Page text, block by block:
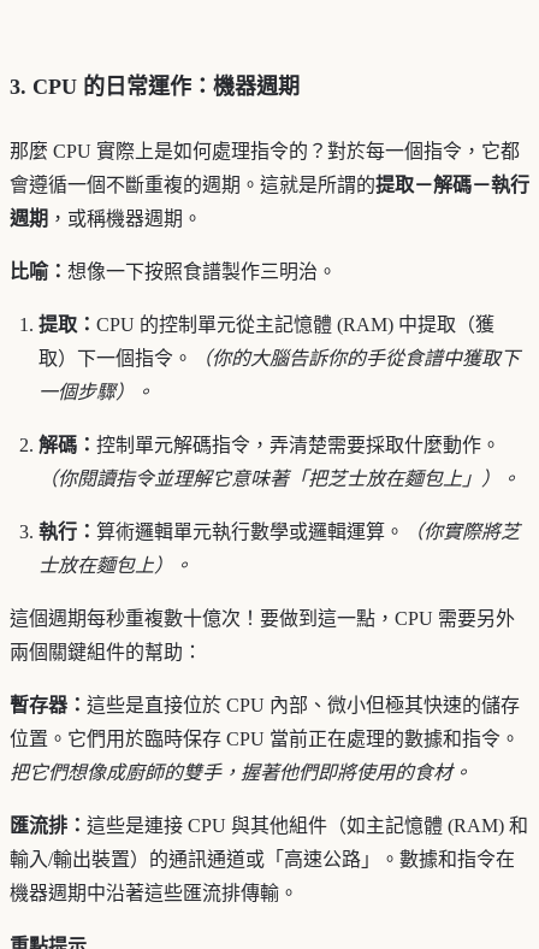
3. CPU 的日常運作：機器週期
那麼 CPU 實際上是如何處理指令的？對於每一個指令，它都
會遵循一個不斷重複的週期。這就是所謂的提取－解碼－執行
週期 ，或稱機器週期。
比喻： 想像一下按照食譜製作三明治。
提取： CPU 的控制單元從主記憶體 (RAM) 中提取（獲
取）下一個指令。
（你的大腦告訴你的手從食譜中獲取下
一個步驟）。
解碼： 控制單元解碼指令，弄清楚需要採取什麼動作。
（你閱讀指令並理解它意味著「把芝士放在麵包上」）。
執行： 算術邏輯單元執行數學或邏輯運算。
（你實際將芝
士放在麵包上）。
這個週期每秒重複數十億次！要做到這一點，CPU 需要另外
兩個關鍵組件的幫助：
暫存器： 這些是直接位於 CPU 內部、微小但極其快速的儲存
位置。它們用於臨時保存 CPU 當前正在處理的數據和指令。
把它們想像成廚師的雙手，握著他們即將使用的食材。
匯流排： 這些是連接 CPU 與其他組件（如主記憶體 (RAM) 和
輸入/輸出裝置）的通訊通道或「高速公路」。數據和指令在
機器週期中沿著這些匯流排傳輸。